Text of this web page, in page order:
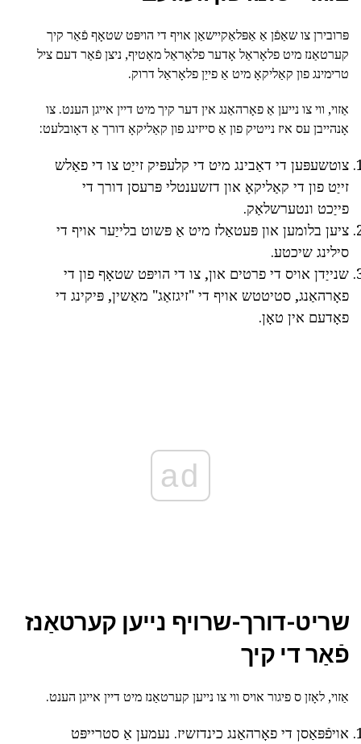
פּרובירן צו שאַפֿן אַ אַפּלאַקיישאַן אויף די הויפּט שטאָף פֿאַר קיך
קערטאַנז מיט פלאָראַל אָדער פלאָראַל מאָטיף, ניצן פֿאַר דעם ציל
טרימינג פון קאַליקאָ מיט אַ פייַן פלאָראַל דרוק.
אַזוי, ווי צו נייען אַ פאָרהאַנג אין דער קיך מיט דיין אייגן הענט. צו
אָנהייבן עס איז נייטיק פון אַ סייזינג פון קאַליקאָ דורך אַ דאָובלעט:
צוטשעפּען די דאַבינג מיט די קלעפּיק זייַט צו די פאַלש
זייַט פון די קאַליקאָ און דזשענטלי פּרעסן דורך די
פייַכט ונטערשלאַק.
ציען בלומען און פּעטאַלז מיט אַ פּשוט בלייַער אויף די
סילינג שיכטע.
שנייַדן אויס די פרטים און, צו די הויפּט שטאָף פון די
פאָרהאַנג, סטיטטש אויף די "זיגזאַג" מאַשין, פּיקינג די
פאָדעם אין טאָן.
ad
שריט-דורך-שרויף נייען קערטאַנז
פֿאַר די קיך
אַזוי, לאָזן ס פיגור אויס ווי צו נייען קערטאַנז מיט דיין אייגן הענט.
אויפֿפּאַסן די פאָרהאַנג כינדזשיז. נעמען אַ סטרייפּט